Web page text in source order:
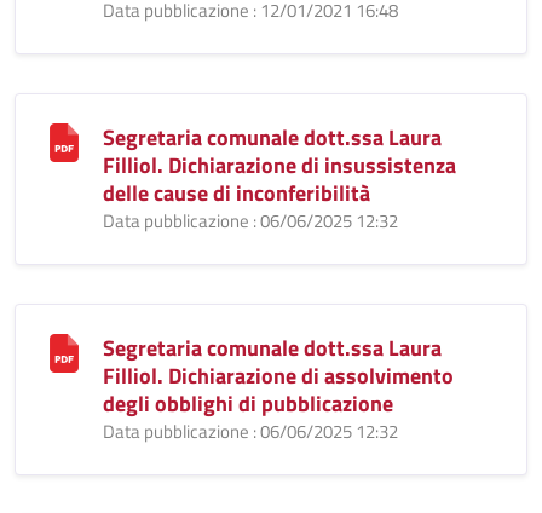
Data pubblicazione : 12/01/2021 16:48
Segretaria comunale dott.ssa Laura
Filliol. Dichiarazione di insussistenza
delle cause di inconferibilità
Data pubblicazione : 06/06/2025 12:32
Segretaria comunale dott.ssa Laura
Filliol. Dichiarazione di assolvimento
degli obblighi di pubblicazione
Data pubblicazione : 06/06/2025 12:32